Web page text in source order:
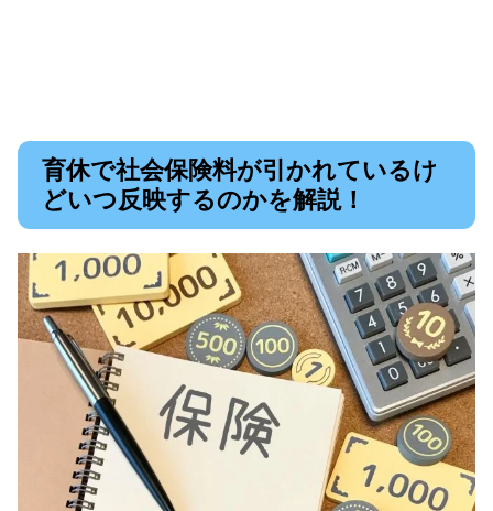
育休で社会保険料が引かれているけ
どいつ反映するのかを解説！